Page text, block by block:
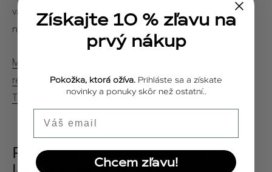
vašej značky v komunite, budujú dobré meno a priťahujú
nových klientov.
Môžete si prezrieť náš katalóg luxusných sviečok, ktoré
reprezentujú čistotu a fungujú ako skvelé darčeky.
Tvoríme aj na mieru.
Programy odporúčaní a
Získajte 10 % zľavu na
prvý nákup
Pokožka, ktorá ožíva. Prihláste sa a získate
novinky a ponuky skôr než ostatní..
Chcem zľavu!